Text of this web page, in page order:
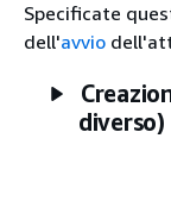
Specificate
dell'avvio
diverso)